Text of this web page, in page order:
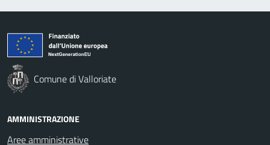
Comune di Valloriate
AMMINISTRAZIONE
Aree amministrative